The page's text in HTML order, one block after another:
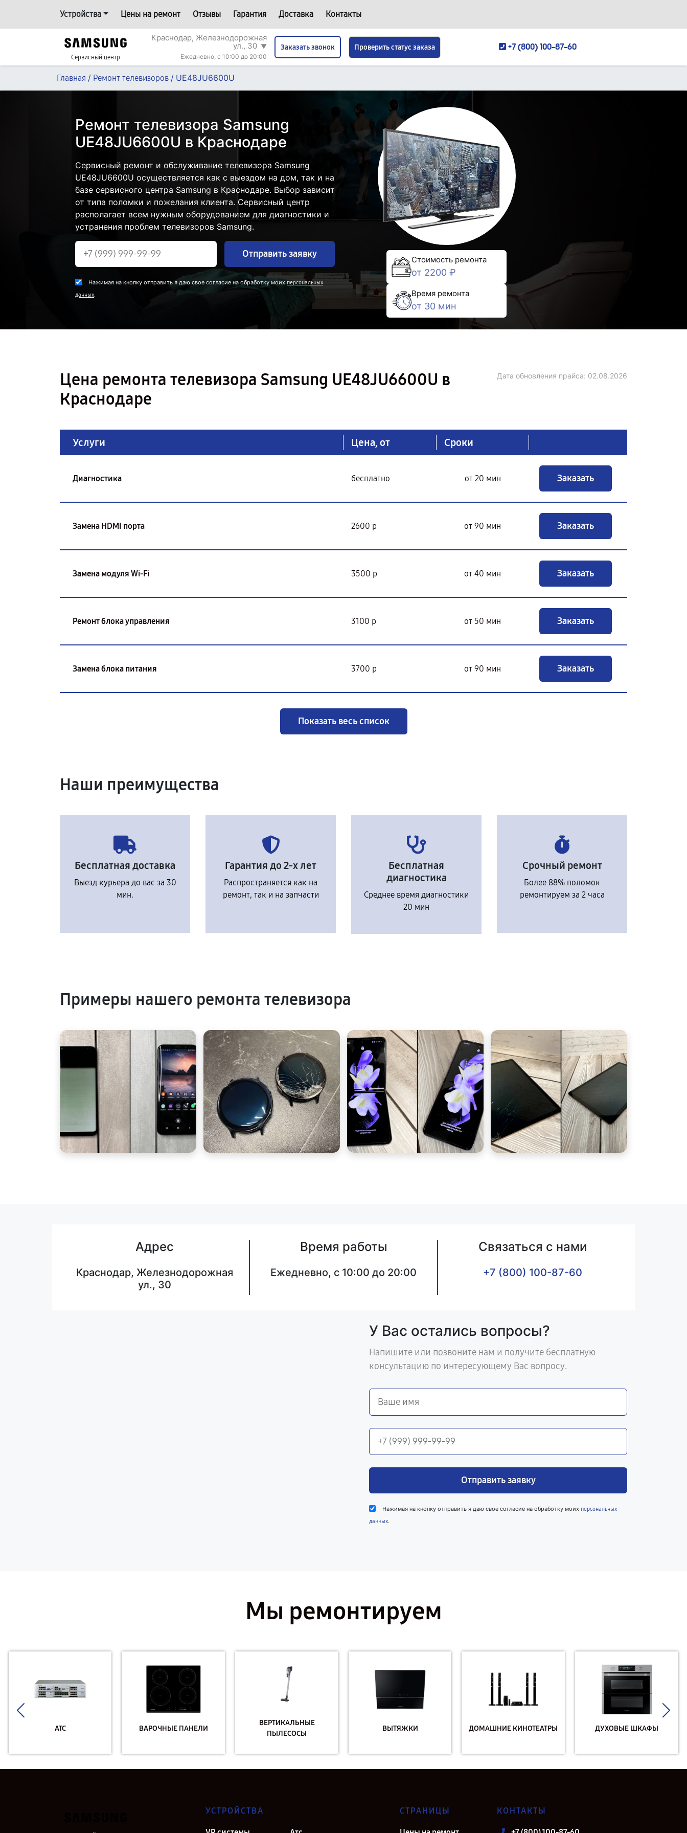
Устройства Цены на ремонт Отзывы Гарантия Доставка Контакты
Сервисный центр
Краснодар, Железнодорожная
ул., 30 ▼
Ежедневно, с 10:00 до 20:00
Заказать звонок Проверить статус заказа +7 (800) 100-87-60
Главная / Ремонт телевизоров / UE48JU6600U
Ремонт телевизора Samsung
UE48JU6600U в Краснодаре
Сервисный ремонт и обслуживание телевизора Samsung
UE48JU6600U осуществляется как с выездом на дом, так и на
базе сервисного центра Samsung в Краснодаре. Выбор зависит
от типа поломки и пожелания клиента. Сервисный центр
располагает всем нужным оборудованием для диагностики и
устранения проблем телевизоров Samsung.
Отправить заявку
Нажимая на кнопку отправить я даю свое согласие на обработку моих персональных
данных.
Стоимость ремонта
от 2200 ₽
Время ремонта
от 30 мин
Цена ремонта телевизора Samsung UE48JU6600U в
Краснодаре
Дата обновления прайса: 02.08.2026
Услуги Цена, от Сроки
Диагностика бесплатно от 20 мин Заказать
Замена HDMI порта 2600 р от 90 мин Заказать
Замена модуля Wi-Fi 3500 р от 40 мин Заказать
Ремонт блока управления 3100 р от 50 мин Заказать
Замена блока питания 3700 р от 90 мин Заказать
Показать весь список
Наши преимущества
Бесплатная доставка
Выезд курьера до вас за 30
мин.
Гарантия до 2-х лет
Распространяется как на
ремонт, так и на запчасти
Бесплатная
диагностика
Среднее время диагностики
20 мин
Срочный ремонт
Более 88% поломок
ремонтируем за 2 часа
Примеры нашего ремонта телевизора
Адрес
Краснодар, Железнодорожная
ул., 30
Время работы
Ежедневно, с 10:00 до 20:00
Связаться с нами
+7 (800) 100-87-60
У Вас остались вопросы?
Напишите или позвоните нам и получите бесплатную
консультацию по интересующему Вас вопросу.
Отправить заявку
Нажимая на кнопку отправить я даю свое согласие на обработку моих персональных
данных.
Мы ремонтируем
АТС ВАРОЧНЫЕ ПАНЕЛИ
ВЕРТИКАЛЬНЫЕ
ПЫЛЕСОСЫ
ВЫТЯЖКИ ДОМАШНИЕ КИНОТЕАТРЫ ДУХОВЫЕ ШКАФЫ
УСТРОЙСТВА СТРАНИЦЫ КОНТАКТЫ